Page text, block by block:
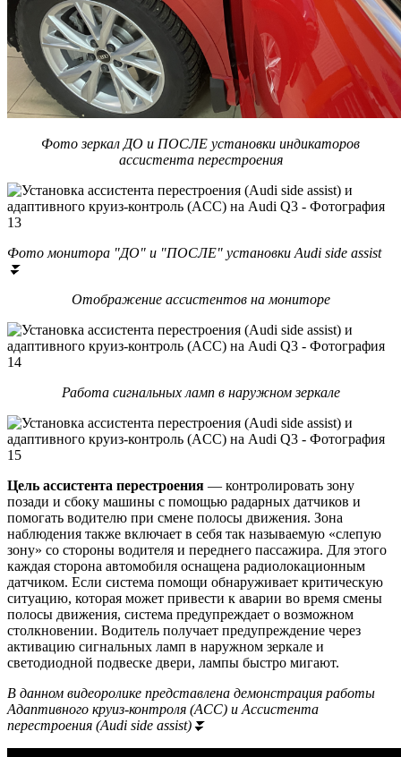
Фото зеркал ДО и ПОСЛЕ установки индикаторов
ассистента перестроения
Фото монитора "ДО" и "ПОСЛЕ" установки Audi side assist
⏬
Отображение ассистентов на мониторе
Работа сигнальных ламп в наружном зеркале
Цель ассистента перестроения — контролировать зону
позади и сбоку машины с помощью радарных датчиков и
помогать водителю при смене полосы движения. Зона
наблюдения также включает в себя так называемую «слепую
зону» со стороны водителя и переднего пассажира. Для этого
каждая сторона автомобиля оснащена радиолокационным
датчиком. Если система помощи обнаруживает критическую
ситуацию, которая может привести к аварии во время смены
полосы движения, система предупреждает о возможном
столкновении. Водитель получает предупреждение через
активацию сигнальных ламп в наружном зеркале и
светодиодной подвеске двери, лампы быстро мигают.
В данном видеоролике представлена демонстрация работы
Адаптивного круиз-контроля (ACC) и Ассистента
перестроения (Audi side assist)⏬